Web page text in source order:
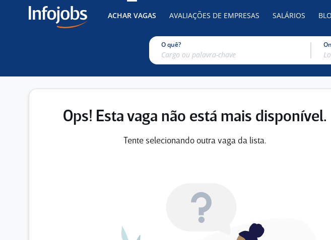
ACHAR VAGAS AVALIAÇÕES DE EMPRESAS SALÁRIOS
O quê?
Ops! Esta vaga não está mais disponível.
Tente selecionando outra vaga da lista.